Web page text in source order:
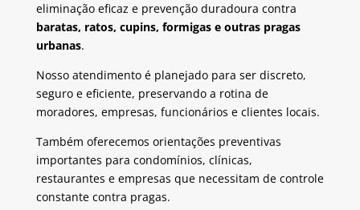
eliminação eficaz e prevenção duradoura contra
baratas, ratos, cupins, formigas e outras pragas
urbanas.
Nosso atendimento é planejado para ser discreto,
seguro e eficiente, preservando a rotina de
moradores, empresas, funcionários e clientes locais.
Também oferecemos orientações preventivas
importantes para condomínios, clínicas,
restaurantes e empresas que necessitam de controle
constante contra pragas.